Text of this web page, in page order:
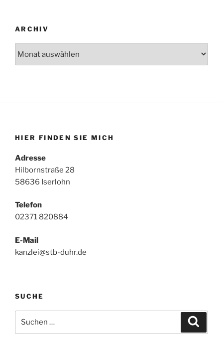
ARCHIV
HIER FINDEN SIE MICH
Adresse
Hilbornstraße 28
58636 Iserlohn
Telefon
02371 820884
E-Mail
kanzlei@stb-duhr.de
SUCHE
nach: